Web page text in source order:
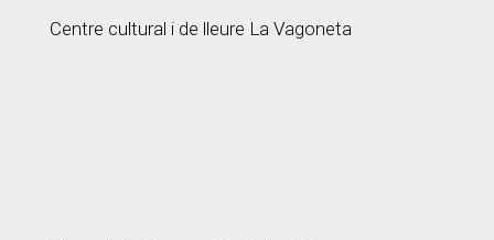
Centre cultural i de lleure La Vagoneta